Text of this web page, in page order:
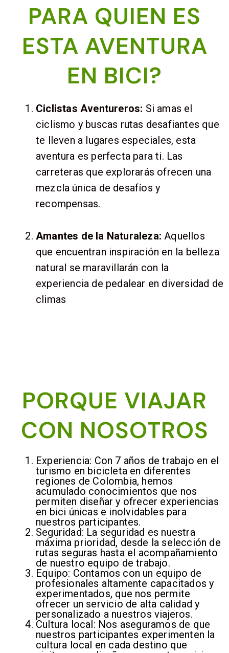
PARA QUIEN ES
ESTA AVENTURA
EN BICI?
Ciclistas Aventureros: Si amas el
ciclismo y buscas rutas desafiantes que
te lleven a lugares especiales, esta
aventura es perfecta para ti. Las
carreteras que explorarás ofrecen una
mezcla única de desafíos y
recompensas.
Amantes de la Naturaleza: Aquellos
que encuentran inspiración en la belleza
natural se maravillarán con la
experiencia de pedalear en diversidad de
climas
PORQUE VIAJAR
CON NOSOTROS
Experiencia: Con 7 años de trabajo en el
turismo en bicicleta en diferentes
regiones de Colombia, hemos
acumulado conocimientos que nos
permiten diseñar y ofrecer experiencias
en bici únicas e inolvidables para
nuestros participantes.
Seguridad: La seguridad es nuestra
máxima prioridad, desde la selección de
rutas seguras hasta el acompañamiento
de nuestro equipo de trabajo.
Equipo: Contamos con un equipo de
profesionales altamente capacitados y
experimentados, que nos permite
ofrecer un servicio de alta calidad y
personalizado a nuestros viajeros.
Cultura local: Nos aseguramos de que
nuestros participantes experimenten la
cultura local en cada destino que